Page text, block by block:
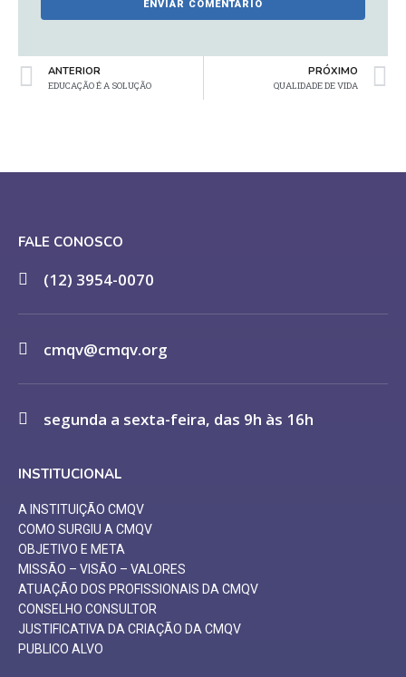
ANTERIOR
EDUCAÇÃO É A SOLUÇÃO
PRÓXIMO
QUALIDADE DE VIDA
FALE CONOSCO
(12) 3954-0070
cmqv@cmqv.org
segunda a sexta-feira, das 9h às 16h
INSTITUCIONAL
A INSTITUIÇÃO CMQV
COMO SURGIU A CMQV
OBJETIVO E META
MISSÃO – VISÃO – VALORES
ATUAÇÃO DOS PROFISSIONAIS DA CMQV
CONSELHO CONSULTOR
JUSTIFICATIVA DA CRIAÇÃO DA CMQV
PUBLICO ALVO